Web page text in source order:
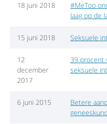
18 juni 2018
#MeToo
laag op de
15 juni 2018 Seksuele
12
december
2017
39 procent
seksuele
6 juni 2015
Betere